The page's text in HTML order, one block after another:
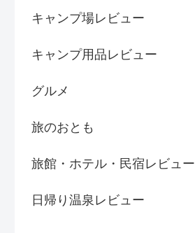
キャンプ場レビュー
キャンプ用品レビュー
グルメ
旅のおとも
旅館・ホテル・民宿レビュー
日帰り温泉レビュー